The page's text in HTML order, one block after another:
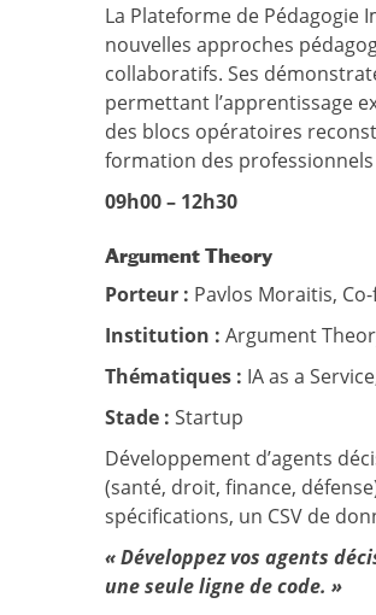
La Plateforme de Pédagogie
nouvelles approches
collaboratifs. Ses
permettant l’apprentissage
des blocs opératoires
formation des
09h00 – 12h30
Argument Theory
Porteur : Pavlos Moraitis,
Institution : Argument
Thématiques : IA as a
Stade : Startup
Développement d’agents
(santé, droit, finance,
spécifications, un CSV de
« Développez vos agents
une seule ligne de code. »